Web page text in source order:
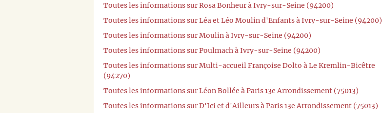
Toutes les informations sur Rosa Bonheur à Ivry-sur-Seine (94200)
Toutes les informations sur Léa et Léo Moulin d'Enfants à Ivry-sur-Seine (94200)
Toutes les informations sur Moulin à Ivry-sur-Seine (94200)
Toutes les informations sur Poulmach à Ivry-sur-Seine (94200)
Toutes les informations sur Multi-accueil Françoise Dolto à Le Kremlin-Bicêtre
(94270)
Toutes les informations sur Léon Bollée à Paris 13e Arrondissement (75013)
Toutes les informations sur D'Ici et d'Ailleurs à Paris 13e Arrondissement (75013)